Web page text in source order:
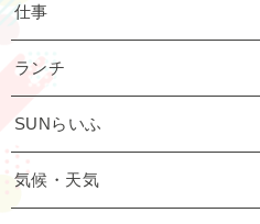
仕事
ランチ
SUNらいふ
気候・天気